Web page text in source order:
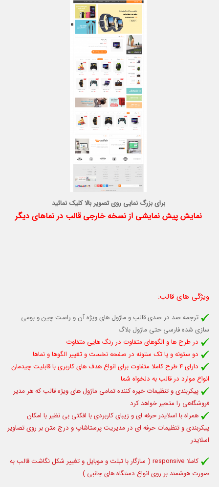
برای بزرگ نمایی روی تصویر بالا کلیک نمائید
نمایش پیش نمایشی از نسخه خارجی قالب در نماهای دیگر
ویژگی های قالب:
ترجمه صد در صدی قالب و ماژول های ویژه آن و راست چین و بومی
سازی شده فارسی حتی ماژول بلاگ
در طرح ها و الگوهای متفاوت در رنگ هایی متفاوت
دو ستونه و یا تک ستونه در صفحه نخست و تغییر الگوها و نماها
دارای 4 طرح کاملا متفاوت برای انواع هدف های کاربری
با قابلیت چیدمان
انواع موارد در قالببه دلخواه شما
پیکربندی و تنظیمات خیره کننده تمامی ماژول های ویژه قالب که هر مدیر
فروشگاهی را متحیر خواهد کرد
همراه با اسلایدر حرفه ای و زیبای کاربردی با افکتی بی نظیر با امکان
پیکربندی و تنظیمات حرفه ای در مدیریت پرستاشاپ و درج متن بر روی تصاویر
اسلایدر
کاملا responsive ( سازگار با تبلت و موبایلو تغییر شکل نگاشت قالب به
صورت هوشمند بر روی انواع دستگاه های جانبی )